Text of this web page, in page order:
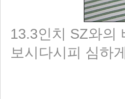
13.3인치 SZ와의
보시다시피 심하